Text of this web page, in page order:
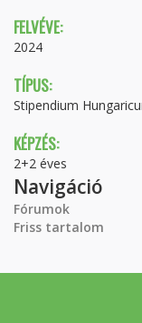
FELVÉVE:
2024
TÍPUS:
Stipendium
KÉPZÉS:
2+2 éves
Navigáció
Fórumok
Friss tartalom